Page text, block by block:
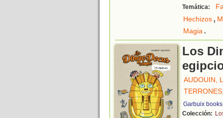
Temática:
Hechizos,
Magia.
Los
AUDOUIN,
Garbuix books
Colección: